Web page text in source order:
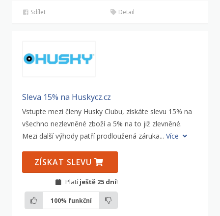
Sdílet Detail
Sleva 15% na Huskycz.cz
Vstupte mezi členy Husky Clubu, získáte slevu 15% na
všechno nezlevněné zboží a 5% na to již zlevněné.
Mezi další výhody patří prodloužená záruka... Více
ZÍSKAT SLEVU
Platí ještě 25 dní!
100% funkční